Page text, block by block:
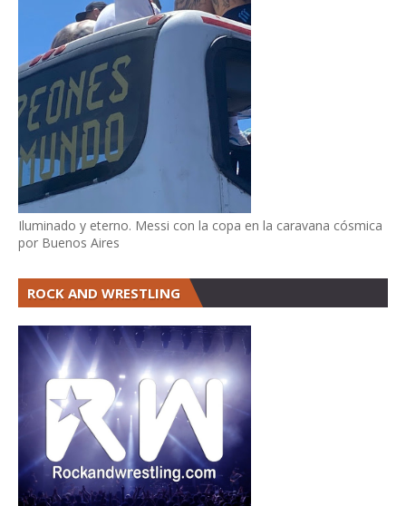
Iluminado y eterno. Messi con la copa en la caravana cósmica
por Buenos Aires
ROCK AND WRESTLING